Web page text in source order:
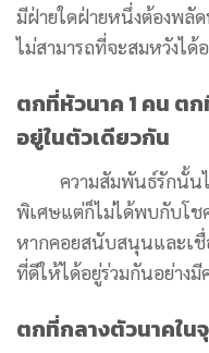
มีฝ่ายใดฝ่ายหนึ่งต้องพลั
ไม่สามารถที่จะสมหวังไ
ตกที่หัวนาค 1 คน ตก
อยู่ในตัวเดียวกัน
ความสัมพันธ์รักนั้นไ
พิเศษแต่ก็ไม่ได้พบกับโช
หากคอยสนับสนุนและเชื่
ที่ดีให้ได้อยู่ร่วมกันอย่างมี
ตกที่กลางตัวนาคใน